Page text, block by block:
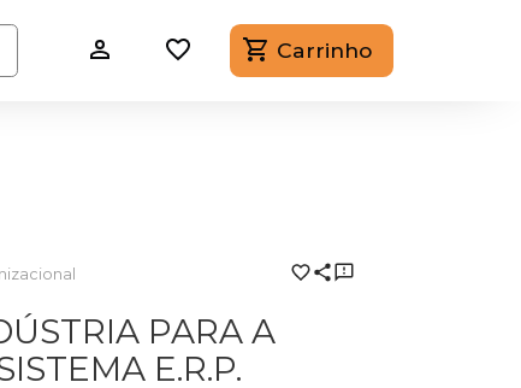
Carrinho
PARA A
E.R.P.